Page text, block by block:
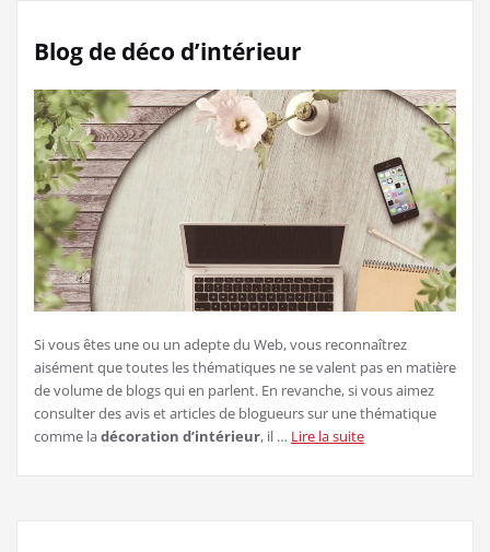
Blog de déco d’intérieur
Si vous êtes une ou un adepte du Web, vous reconnaîtrez
aisément que toutes les thématiques ne se valent pas en matière
de volume de blogs qui en parlent. En revanche, si vous aimez
consulter des avis et articles de blogueurs sur une thématique
comme ladécoration d’intérieur, il … Lire la suite